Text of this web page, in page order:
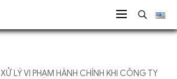
XỬ LÝ VI PHẠM HÀNH CHÍNH KHI CÔNG TY